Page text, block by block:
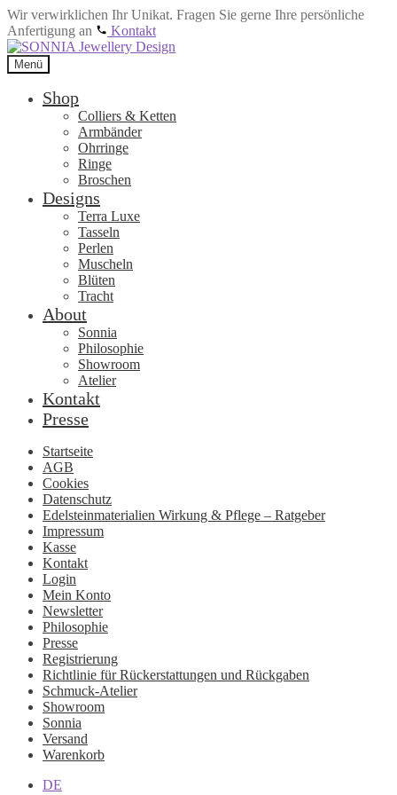
Wir verwirklichen Ihr Unikat. Fragen Sie gerne Ihre persönliche
Anfertigung an
Kontakt
Zur
Navigation
springen
Zum
Inhalt
springen
Menü
Shop
Colliers & Ketten
Armbänder
Ohrringe
Ringe
Broschen
Designs
Terra Luxe
Tasseln
Perlen
Muscheln
Blüten
Tracht
About
Sonnia
Philosophie
Showroom
Atelier
Kontakt
Presse
Startseite
AGB
Cookies
Datenschutz
Edelsteinmaterialien Wirkung & Pflege – Ratgeber
Impressum
Kasse
Kontakt
Login
Mein Konto
Newsletter
Philosophie
Presse
Registrierung
Richtlinie für Rückerstattungen und Rückgaben
Schmuck-Atelier
Showroom
Sonnia
Versand
Warenkorb
DE